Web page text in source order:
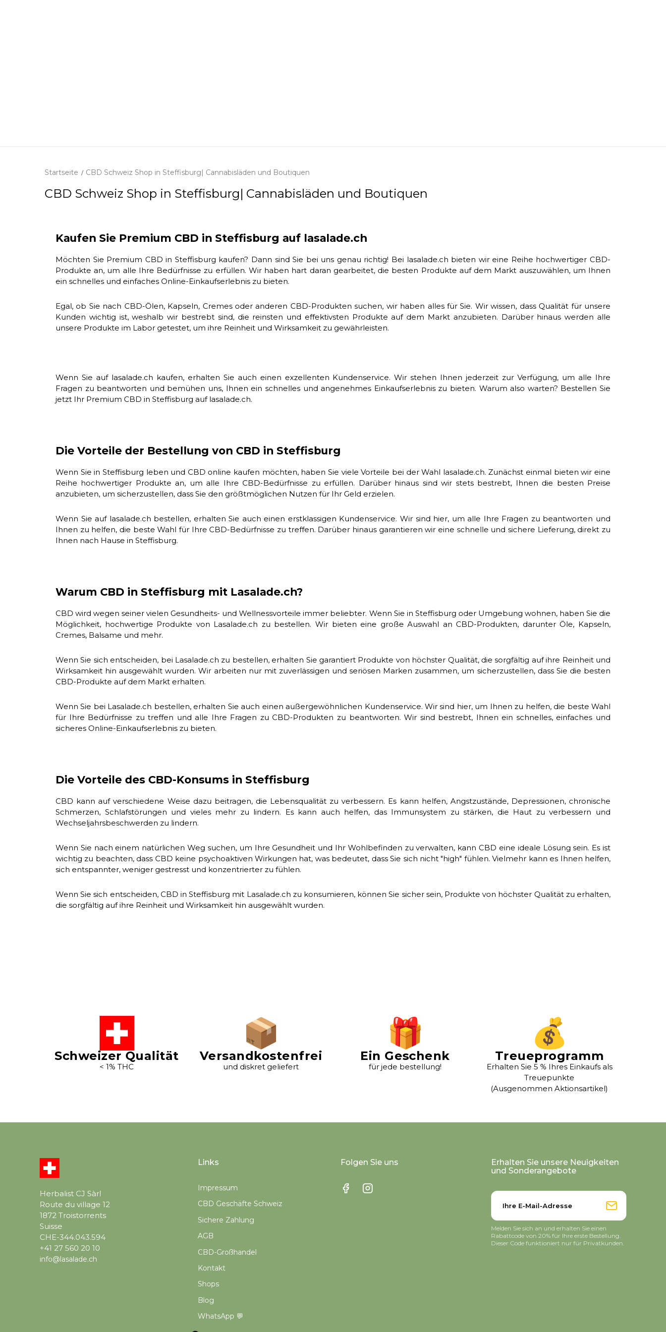
Startseite CBD Schweiz Shop in Steffisburg| Cannabisläden und Boutiquen
CBD Schweiz Shop in Steffisburg| Cannabisläden und Boutiquen
Kaufen Sie Premium CBD in Steffisburg auf lasalade.ch
Möchten Sie Premium CBD in Steffisburg kaufen? Dann sind Sie bei uns genau richtig! Bei lasalade.ch bieten wir eine Reihe hochwertiger CBD-
Produkte an, um alle Ihre Bedürfnisse zu erfüllen. Wir haben hart daran gearbeitet, die besten Produkte auf dem Markt auszuwählen, um Ihnen
ein schnelles und einfaches Online-Einkaufserlebnis zu bieten.
Egal, ob Sie nach CBD-Ölen, Kapseln, Cremes oder anderen CBD-Produkten suchen, wir haben alles für Sie. Wir wissen, dass Qualität für unsere
Kunden wichtig ist, weshalb wir bestrebt sind, die reinsten und effektivsten Produkte auf dem Markt anzubieten. Darüber hinaus werden alle
unsere Produkte im Labor getestet, um ihre Reinheit und Wirksamkeit zu gewährleisten.
Wenn Sie auf lasalade.ch kaufen, erhalten Sie auch einen exzellenten Kundenservice. Wir stehen Ihnen jederzeit zur Verfügung, um alle Ihre
Fragen zu beantworten und bemühen uns, Ihnen ein schnelles und angenehmes Einkaufserlebnis zu bieten. Warum also warten? Bestellen Sie
jetzt Ihr Premium CBD in Steffisburg auf lasalade.ch.
Die Vorteile der Bestellung von CBD in Steffisburg
Wenn Sie in Steffisburg leben und CBD online kaufen möchten, haben Sie viele Vorteile bei der Wahl lasalade.ch. Zunächst einmal bieten wir eine
Reihe hochwertiger Produkte an, um alle Ihre CBD-Bedürfnisse zu erfüllen. Darüber hinaus sind wir stets bestrebt, Ihnen die besten Preise
anzubieten, um sicherzustellen, dass Sie den größtmöglichen Nutzen für Ihr Geld erzielen.
Wenn Sie auf lasalade.ch bestellen, erhalten Sie auch einen erstklassigen Kundenservice. Wir sind hier, um alle Ihre Fragen zu beantworten und
Ihnen zu helfen, die beste Wahl für Ihre CBD-Bedürfnisse zu treffen. Darüber hinaus garantieren wir eine schnelle und sichere Lieferung, direkt zu
Ihnen nach Hause in Steffisburg.
Warum CBD in Steffisburg mit Lasalade.ch?
CBD wird wegen seiner vielen Gesundheits- und Wellnessvorteile immer beliebter. Wenn Sie in Steffisburg oder Umgebung wohnen, haben Sie die
Möglichkeit, hochwertige Produkte von Lasalade.ch zu bestellen. Wir bieten eine große Auswahl an CBD-Produkten, darunter Öle, Kapseln,
Cremes, Balsame und mehr.
Wenn Sie sich entscheiden, bei Lasalade.ch zu bestellen, erhalten Sie garantiert Produkte von höchster Qualität, die sorgfältig auf ihre Reinheit und
Wirksamkeit hin ausgewählt wurden. Wir arbeiten nur mit zuverlässigen und seriösen Marken zusammen, um sicherzustellen, dass Sie die besten
CBD-Produkte auf dem Markt erhalten.
Wenn Sie bei Lasalade.ch bestellen, erhalten Sie auch einen außergewöhnlichen Kundenservice. Wir sind hier, um Ihnen zu helfen, die beste Wahl
für Ihre Bedürfnisse zu treffen und alle Ihre Fragen zu CBD-Produkten zu beantworten. Wir sind bestrebt, Ihnen ein schnelles, einfaches und
sicheres Online-Einkaufserlebnis zu bieten.
Die Vorteile des CBD-Konsums in Steffisburg
CBD kann auf verschiedene Weise dazu beitragen, die Lebensqualität zu verbessern. Es kann helfen, Angstzustände, Depressionen, chronische
Schmerzen, Schlafstörungen und vieles mehr zu lindern. Es kann auch helfen, das Immunsystem zu stärken, die Haut zu verbessern und
Wechseljahrsbeschwerden zu lindern.
Wenn Sie nach einem natürlichen Weg suchen, um Ihre Gesundheit und Ihr Wohlbefinden zu verwalten, kann CBD eine ideale Lösung sein. Es ist
wichtig zu beachten, dass CBD keine psychoaktiven Wirkungen hat, was bedeutet, dass Sie sich nicht "high" fühlen. Vielmehr kann es Ihnen helfen,
sich entspannter, weniger gestresst und konzentrierter zu fühlen.
Wenn Sie sich entscheiden, CBD in Steffisburg mit Lasalade.ch zu konsumieren, können Sie sicher sein, Produkte von höchster Qualität zu erhalten,
die sorgfältig auf ihre Reinheit und Wirksamkeit hin ausgewählt wurden.
Schweizer Qualität
< 1% THC
Versandkostenfrei
und diskret geliefert
Ein Geschenk
für jede bestellung!
Treueprogramm
Erhalten Sie 5 % Ihres Einkaufs als
Treuepunkte
(Ausgenommen Aktionsartikel)
Herbalist CJ Sàrl
Route du village 12
1872 Troistorrents
Suisse
CHE-344.043.594
+41 27 560 20 10
info@lasalade.ch
Links
Impressum
CBD Geschäfte Schweiz
Sichere Zahlung
AGB
CBD-Großhandel
Kontakt
Shops
Blog
WhatsApp 💬
Folgen Sie uns
Erhalten Sie unsere Neuigkeiten
und Sonderangebote
Melden Sie sich an und erhalten Sie einen
Rabattcode von 20% für Ihre erste Bestellung.
Dieser Code funktioniert nur für Privatkunden.